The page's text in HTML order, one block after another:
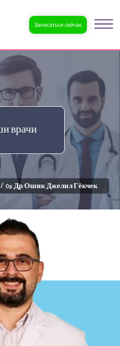
Записаться сейчас
врачи
/Op.Др.Ошик Джелил Гёкчек